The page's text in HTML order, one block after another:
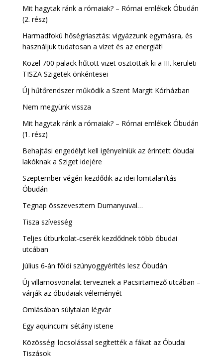
Mit hagytak ránk a rómaiak? – Római emlékek Óbudán
(2. rész)
Harmadfokú hőségriasztás: vigyázzunk egymásra, és
használjuk tudatosan a vizet és az energiát!
Közel 700 palack hűtött vizet osztottak ki a III. kerületi
TISZA Szigetek önkéntesei
Új hűtőrendszer működik a Szent Margit Kórházban
Nem megyünk vissza
Mit hagytak ránk a rómaiak? – Római emlékek Óbudán
(1. rész)
Behajtási engedélyt kell igényelniük az érintett óbudai
lakóknak a Sziget idejére
Szeptember végén kezdődik az idei lomtalanítás
Óbudán
Tegnap összevesztem Dumanyuval…
Tisza szívesség
Teljes útburkolat-cserék kezdődnek több óbudai
utcában
Július 6-án földi szúnyoggyérítés lesz Óbudán
Új villamosvonalat terveznek a Pacsirtamező utcában –
várják az óbudaiak véleményét
Omlásában súlytalan légvár
Egy aquincumi sétány istene
Közösségi locsolással segítették a fákat az Óbudai
Tiszások